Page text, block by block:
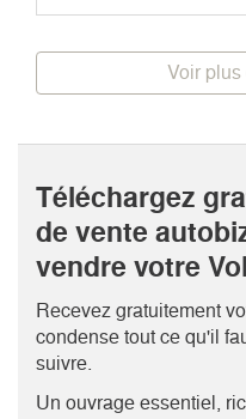
Voir
Téléchargez
de vente
vendre votre
Recevez gratuitement
condense tout ce qu'il
suivre.
Un ouvrage essentiel,